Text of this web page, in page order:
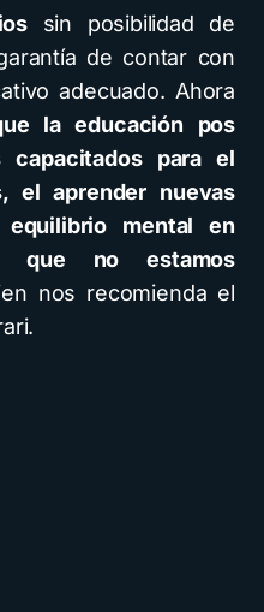
sin posibilidad de
de contar con
adecuado. Ahora
la educación pos
para el
el aprender nuevas
mental en
que no estamos
nos recomienda el